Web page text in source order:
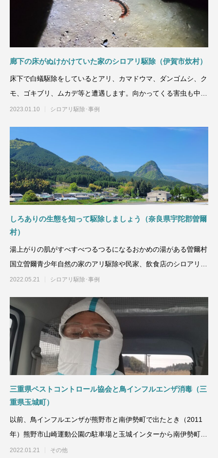
廊下の床がぬけかけていた家のシロアリ駆除（伊賀市炊村）
床下で白蟻駆除をしているとアリ、カマドウマ、ダンゴムシ、ク
モ、ゴキブリ、ムカデ等と遭遇します。向かってくる害虫も中に
はいますよ。ト
2023.01.10 シロアリ駆除･事例
しろありの生態を知って駆除しましょう（奈良県宇陀郡曽爾
村）
湯上がりの肌がすべすべつるつるになるおかめの湯がある曽爾村
国立曽爾青少年自然の家のアリ駆除や民家、飲食店のシロアリ駆
除・ムカデ駆除
2022.05.21 シロアリ駆除･事例
三重県ペストコントロール協会と鳥インフルエンザ消毒（三
重県玉城町）
以前、鳥インフルエンザが熊野市と南伊勢町で出たとき（2011
年）熊野市山崎運動公園の駐車場と玉城インターから南伊勢町の
幹線道路沿い
2022.01.21 その他